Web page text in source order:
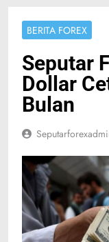
BERITA FOREX
Seputar
Dollar
Bulan